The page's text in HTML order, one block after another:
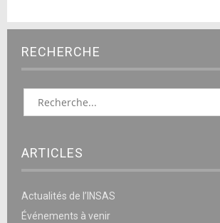
RECHERCHE
ARTICLES
Actualités de l’INSAS
Événements à venir